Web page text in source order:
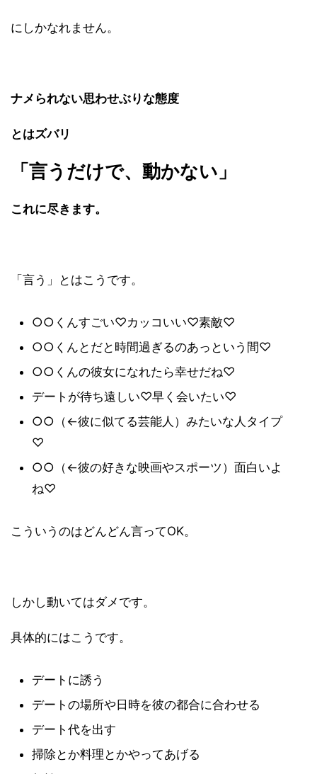
にしかなれません。
ナメられない思わせぶりな態度
とはズバリ
「言うだけで、動かない」
これに尽きます。
「言う」とはこうです。
○○くんすごい♡カッコいい♡素敵♡
○○くんとだと時間過ぎるのあっという間♡
○○くんの彼女になれたら幸せだね♡
デートが待ち遠しい♡早く会いたい♡
○○（←彼に似てる芸能人）みたいな人タイプ
♡
○○（←彼の好きな映画やスポーツ）面白いよ
ね♡
こういうのはどんどん言ってOK。
しかし動いてはダメです。
具体的にはこうです。
デートに誘う
デートの場所や日時を彼の都合に合わせる
デート代を出す
掃除とか料理とかやってあげる